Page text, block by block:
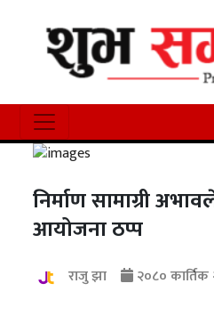
निर्माण सामाग्री
आयोजना ठप्प
राजु झा
२०८०